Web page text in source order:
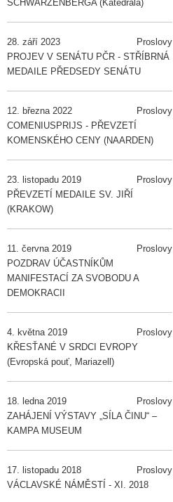
SCHWARZENBERGA (Katedrála)
28. září 2023
Proslovy
PROJEV V SENÁTU PČR - STŘÍBRNÁ
MEDAILE PŘEDSEDY SENÁTU
12. března 2022
Proslovy
COMENIUSPRIJS - PŘEVZETÍ
KOMENSKÉHO CENY (NAARDEN)
23. listopadu 2019
Proslovy
PŘEVZETÍ MEDAILE SV. JIŘÍ
(KRAKOW)
11. června 2019
Proslovy
POZDRAV ÚČASTNÍKŮM
MANIFESTACÍ ZA SVOBODU A
DEMOKRACII
4. května 2019
Proslovy
KŘESŤANÉ V SRDCI EVROPY
(Evropská pouť, Mariazell)
18. ledna 2019
Proslovy
ZAHÁJENÍ VÝSTAVY „SÍLA ČINU“ –
KAMPA MUSEUM
17. listopadu 2018
Proslovy
VÁCLAVSKÉ NÁMĚSTÍ - XI. 2018